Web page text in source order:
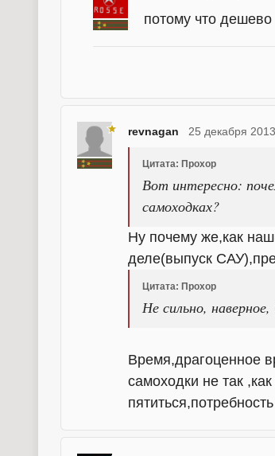
потому что дешево
revnagan 25 декабря
Цитата: Прохор
Вот интересно:
самоходках?
Ну почему же,как
деле(выпуск
Цитата: Прохор
Не сильно,
Время,драгоценное
самоходки не так